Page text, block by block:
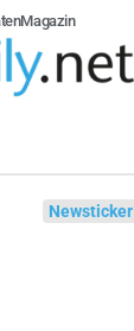
Magazin
Newsticker